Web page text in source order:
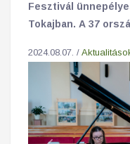
Fesztivál
Tokajban. A 37
zeneművésztanár,
fesztivállal zárta
2024.08.07. /